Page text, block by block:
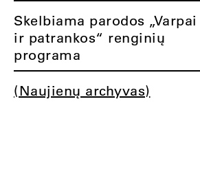
Skelbiama parodos „Varpai
ir patrankos“ renginių
programa
(Naujienų archyvas)